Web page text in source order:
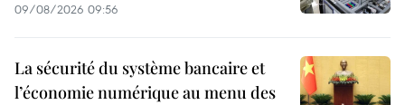
09/08/2026 09:56
La sécurité du système bancaire et
l’économie numérique au menu des